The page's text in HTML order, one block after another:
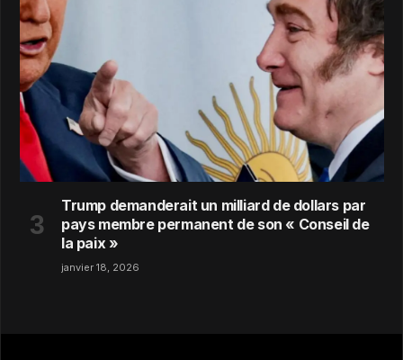
Trump demanderait un milliard de dollars par
pays membre permanent de son « Conseil de
la paix »
janvier 18, 2026